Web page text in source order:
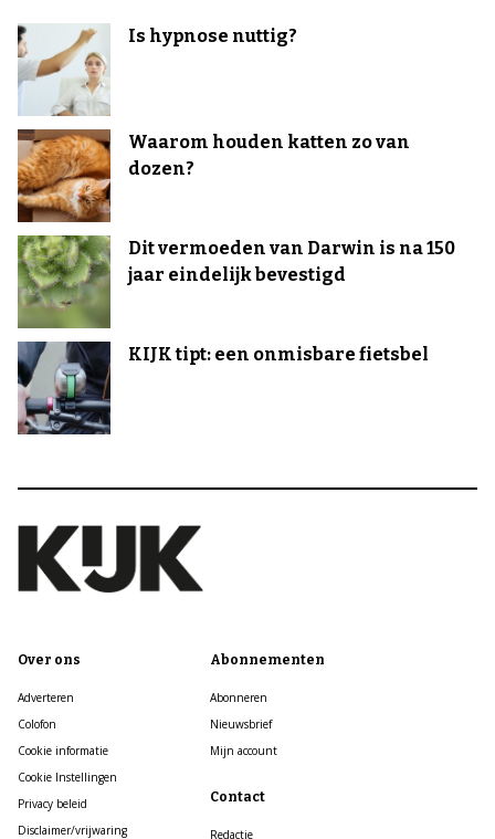
Is hypnose nuttig?
Waarom houden katten zo van
dozen?
Dit vermoeden van Darwin is na 150
jaar eindelijk bevestigd
KIJK tipt: een onmisbare fietsbel
Over ons
Adverteren
Colofon
Cookie informatie
Cookie Instellingen
Privacy beleid
Disclaimer/vrijwaring
Abonnementen
Abonneren
Nieuwsbrief
Mijn account
Contact
Redactie